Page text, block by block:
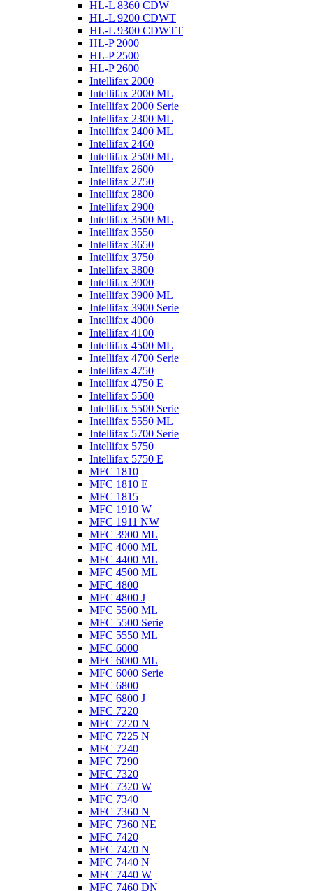
HL-L 8360 CDW
HL-L 9200 CDWT
HL-L 9300 CDWTT
HL-P 2000
HL-P 2500
HL-P 2600
Intellifax 2000
Intellifax 2000 ML
Intellifax 2000 Serie
Intellifax 2300 ML
Intellifax 2400 ML
Intellifax 2460
Intellifax 2500 ML
Intellifax 2600
Intellifax 2750
Intellifax 2800
Intellifax 2900
Intellifax 3500 ML
Intellifax 3550
Intellifax 3650
Intellifax 3750
Intellifax 3800
Intellifax 3900
Intellifax 3900 ML
Intellifax 3900 Serie
Intellifax 4000
Intellifax 4100
Intellifax 4500 ML
Intellifax 4700 Serie
Intellifax 4750
Intellifax 4750 E
Intellifax 5500
Intellifax 5500 Serie
Intellifax 5550 ML
Intellifax 5700 Serie
Intellifax 5750
Intellifax 5750 E
MFC 1810
MFC 1810 E
MFC 1815
MFC 1910 W
MFC 1911 NW
MFC 3900 ML
MFC 4000 ML
MFC 4400 ML
MFC 4500 ML
MFC 4800
MFC 4800 J
MFC 5500 ML
MFC 5500 Serie
MFC 5550 ML
MFC 6000
MFC 6000 ML
MFC 6000 Serie
MFC 6800
MFC 6800 J
MFC 7220
MFC 7220 N
MFC 7225 N
MFC 7240
MFC 7290
MFC 7320
MFC 7320 W
MFC 7340
MFC 7360 N
MFC 7360 NE
MFC 7420
MFC 7420 N
MFC 7440 N
MFC 7440 W
MFC 7460 DN